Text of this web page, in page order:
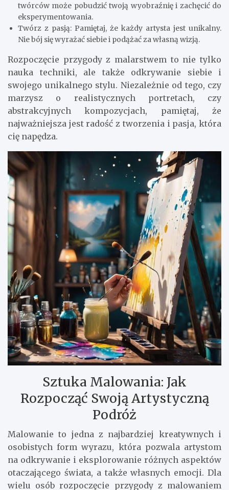
twórców może pobudzić twoją wyobraźnię i zachęcić do
eksperymentowania.
Twórz z pasją: Pamiętaj, że każdy artysta jest unikalny.
Nie bój się wyrażać siebie i podążać za własną wizją.
Rozpoczęcie przygody z malarstwem to nie tylko
nauka techniki, ale także odkrywanie siebie i
swojego unikalnego stylu. Niezależnie od tego, czy
marzysz o realistycznych portretach, czy
abstrakcyjnych kompozycjach, pamiętaj, że
najważniejsza jest radość z tworzenia i pasja, która
cię napędza.
Sztuka Malowania: Jak
Rozpocząć Swoją Artystyczną
Podróż
Malowanie to jedna z najbardziej kreatywnych i
osobistych form wyrazu, która pozwala artystom
na odkrywanie i eksplorowanie różnych aspektów
otaczającego świata, a także własnych emocji. Dla
wielu osób rozpoczęcie przygody z malowaniem